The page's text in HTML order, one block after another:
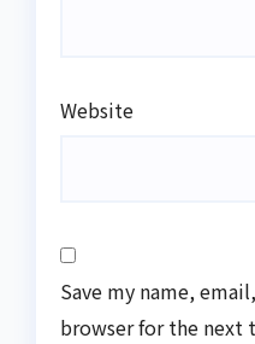
Website
Save my name,
browser for the next